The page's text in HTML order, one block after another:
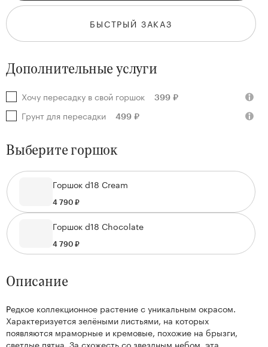
БЫСТРЫЙ ЗАКАЗ
Дополнительные услуги
Хочу пересадку в свой горшок 399 ₽
Грунт для пересадки 499 ₽
Выберите горшок
Горшок d18 Cream
4 790 ₽
Горшок d18 Chocolate
4 790 ₽
Описание
Редкое коллекционное растение с уникальным окрасом.
Характеризуется зелёными листьями, на которых
появляются мраморные и кремовые, похожие на брызги,
светлые пятна. За схожесть со звездным небом, эта